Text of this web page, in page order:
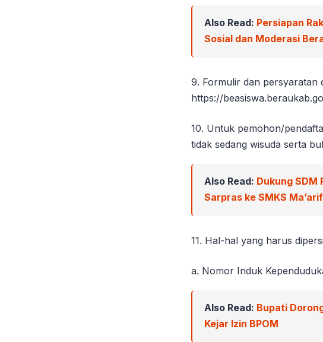
Also Read: Persiapan
Sosial dan Moderasi
9. Formulir dan persyaratan
https://
10. Untuk pemohon/
tidak sedang wisuda serta
Also Read: Dukung SDM
Sarpras ke SMKS
11. Hal-hal yang harus
a. Nomor Induk
Also Read: Bupati
Kejar Izin BPOM